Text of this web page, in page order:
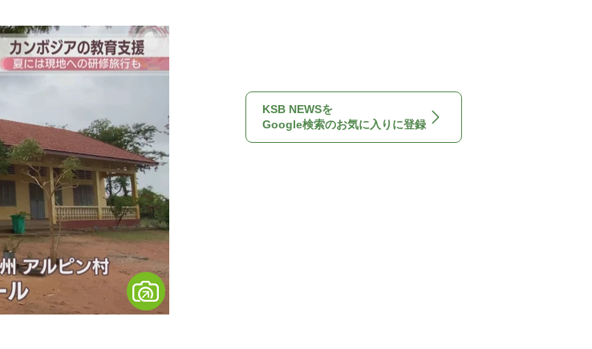
KSB NEWSを
Google検索のお気に入りに登録